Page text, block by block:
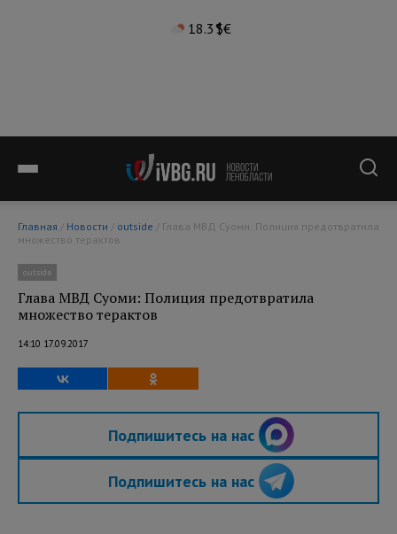
18.3°$€
Главная / Новости / outside
множество терактов
outside
Глава МВД Суоми: Полиция предотвратила
множество терактов
14:10 17.09.2017
Подпишитесь на нас
Подпишитесь на нас